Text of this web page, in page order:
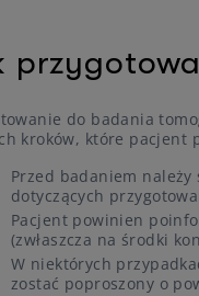
do badania
kroków, które pacjent
Przed badaniem należy
dotyczących
Pacjent powinien
(zwłaszcza na środki
W niektórych
zostać poproszony o